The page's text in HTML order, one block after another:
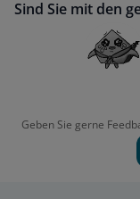
Sind Sie mit den
Geben Sie gerne